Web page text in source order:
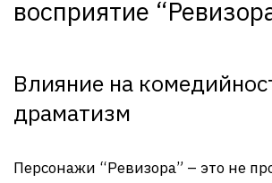
восприятие
Влияние на
драматизм
Персонажи “Ревизора” – это не